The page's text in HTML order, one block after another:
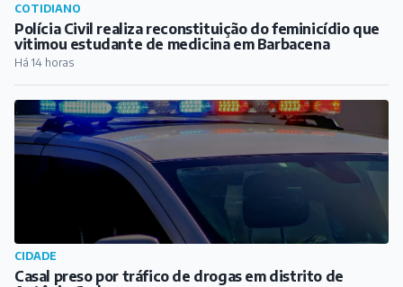
COTIDIANO
Polícia Civil realiza reconstituição do feminicídio que
vitimou estudante de medicina em Barbacena
Há 14 horas
CIDADE
Casal preso por tráfico de drogas em distrito de